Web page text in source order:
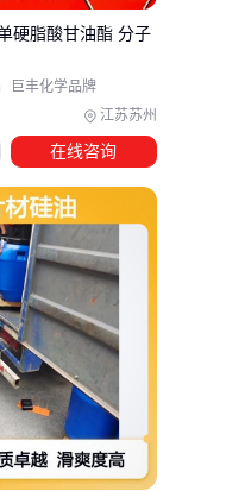
批次一致性和
备参数下的表现
他类型？
关键在于识别
料
的代表，其
着它是所有染
系染料的金属络
料
的生物相容
江苏苏州
硬脂酸甘油酯 分子
巨丰化学品牌
在线咨询